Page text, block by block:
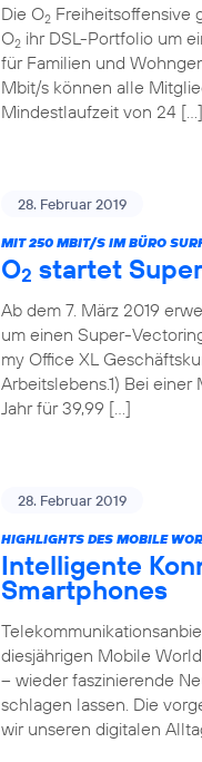
Die O2 Freiheitsoffensive
O2 ihr DSL-Portfolio um
für Familien und
Mbit/s können alle
Mindestlaufzeit von 24 […]
28. Februar 2019
MIT 250 MBIT/S IM BÜRO
O2 startet
Ab dem 7. März 2019
um einen Super-
my Office XL
Arbeitslebens.1) Bei
Jahr für 39,99 […]
28. Februar 2019
HIGHLIGHTS DES MOBILE
Intelligente
Smartphones
diesjährigen Mobile
– wieder faszinierende
schlagen lassen. Die
wir unseren digitalen